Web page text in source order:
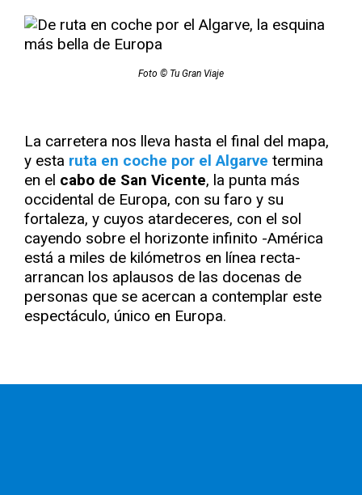
Foto © Tu Gran Viaje
La carretera nos lleva hasta el final del mapa,
y esta ruta en coche por el Algarve termina
en el cabo de San Vicente, la punta más
occidental de Europa, con su faro y su
fortaleza, y cuyos atardeceres, con el sol
cayendo sobre el horizonte infinito -América
está a miles de kilómetros en línea recta-
arrancan los aplausos de las docenas de
personas que se acercan a contemplar este
espectáculo, único en Europa.